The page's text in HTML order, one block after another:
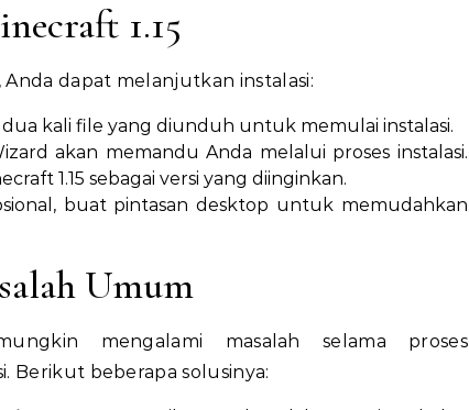
1.15
dapat melanjutkan instalasi:
dua kali file yang diunduh untuk memulai instalasi.
akan memandu Anda melalui proses instalasi.
1.15 sebagai versi yang diinginkan.
buat pintasan desktop untuk memudahkan
Umum
mengalami masalah selama proses
Berikut beberapa solusinya: